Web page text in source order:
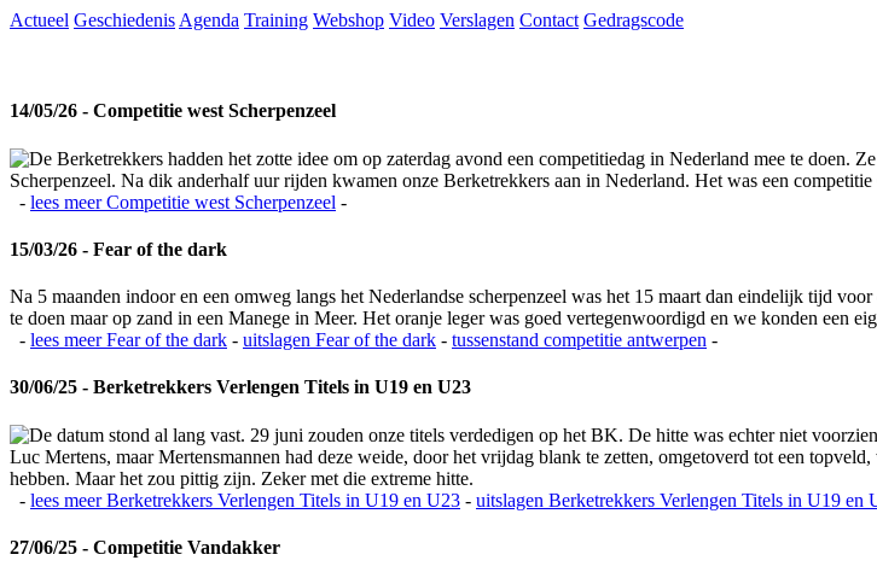
Actueel Geschiedenis Agenda Training Webshop Video Verslagen Contact Gedragscode
14/05/26 - Competitie west Scherpenzeel
De Berketrekkers hadden het zotte idee om op zaterdag avond een competitiedag in Nederland mee te doen.
Scherpenzeel. Na dik anderhalf uur rijden kwamen onze Berketrekkers aan in Nederland. Het was een
- lees meerCompetitie west Scherpenzeel -
15/03/26 - Fear of the dark
Na 5 maanden indoor en een omweg langs het Nederlandse scherpenzeel was het 15 maart dan eindelijk tijd
te doen maar op zand in een Manege in Meer. Het oranje leger was goed vertegenwoordigd en we konden een
- lees meerFear of the dark - uitslagen Fear of the dark - tussenstand competitie antwerpen -
30/06/25 - Berketrekkers Verlengen Titels in U19 en U23
De datum stond al lang vast. 29 juni zouden onze titels verdedigen op het BK. De hitte was echter niet
Luc Mertens, maar Mertensmannen had deze weide, door het vrijdag blank te zetten, omgetoverd tot een
hebben. Maar het zou pittig zijn. Zeker met die extreme hitte.
- lees meerBerketrekkers Verlengen Titels in U19 en U23 - uitslagen Berketrekkers Verlengen Titels in U19 en
27/06/25 - Competitie Vandakker